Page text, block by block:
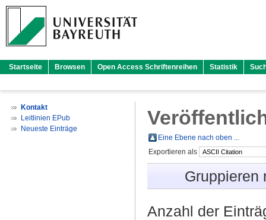
Startseite Browsen Open Access Schriftenreihen Statistik
Kontakt
Leitlinien EPub
Neueste Einträge
Eine Ebene nach oben ...
Exportieren als
Anzahl der